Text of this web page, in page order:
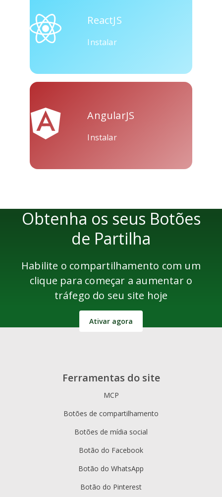
Skype
Mail
ReactJS
Instalar
AngularJS
Instalar
Obtenha os seus Botões
de Partilha
Habilite o compartilhamento com um
clique para começar a aumentar o
tráfego do seu site hoje
Ativar agora
Ferramentas do site
MCP
Botões de compartilhamento
Botões de mídia social
Botão do Facebook
Botão do WhatsApp
Botão do Pinterest